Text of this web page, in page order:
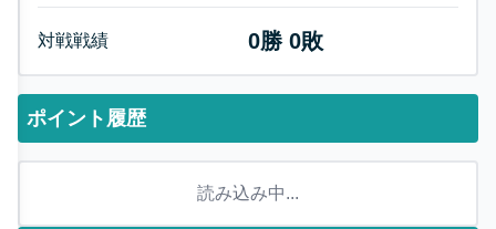
対戦戦績 0勝 0敗
ポイント履歴
読み込み中...